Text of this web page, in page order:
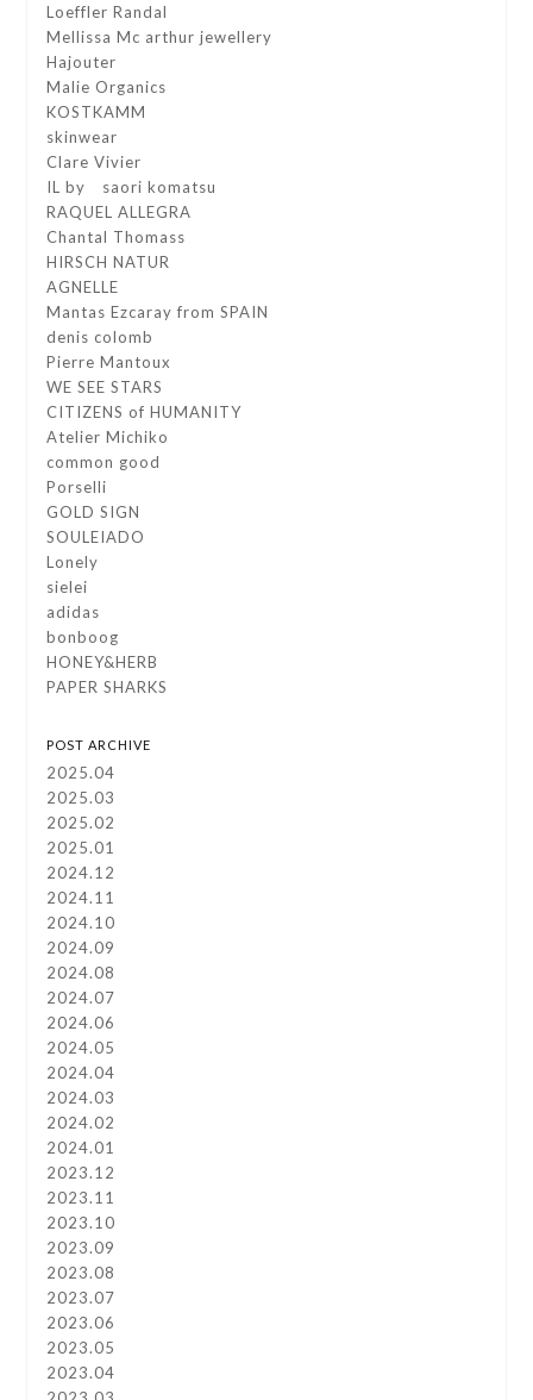
Loeffler Randal
Mellissa Mc arthur jewellery
Hajouter
Malie Organics
KOSTKAMM
skinwear
Clare Vivier
IL by saori komatsu
RAQUEL ALLEGRA
Chantal Thomass
HIRSCH NATUR
AGNELLE
Mantas Ezcaray from SPAIN
denis colomb
Pierre Mantoux
WE SEE STARS
CITIZENS of HUMANITY
Atelier Michiko
common good
Porselli
GOLD SIGN
SOULEIADO
Lonely
sielei
adidas
bonboog
HONEY&HERB
PAPER SHARKS
POST ARCHIVE
2025.04
2025.03
2025.02
2025.01
2024.12
2024.11
2024.10
2024.09
2024.08
2024.07
2024.06
2024.05
2024.04
2024.03
2024.02
2024.01
2023.12
2023.11
2023.10
2023.09
2023.08
2023.07
2023.06
2023.05
2023.04